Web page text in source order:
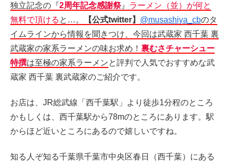
独立記念の『2周年記念感謝祭』 ラーメン（並）が何と
無料で頂ける と…。 【公式twitter】 @musashiya_cbのタ
イムラインから情報を聞きつけ、今回は武蔵家 西千葉 裏
武蔵家の家系ラーメンの味お求め！ 裏むさチャーシュー
特撰は至極の家系ラーメンと評判で人気でおすすめな武
蔵家 西千葉 裏武蔵家のご紹介です。
お店は、JR総武線「西千葉駅」より徒歩1分程のところ
かもしくは、西千葉駅から78mのところにあります。駅
からほど近いところにあるので嬉しいですね。
知る人ぞ知る千葉県千葉市中央区春日（西千葉）にある